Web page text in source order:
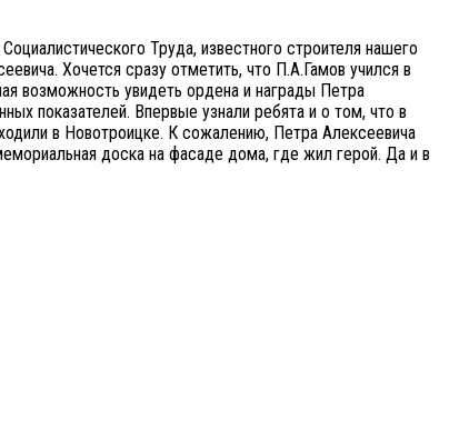
Труда, известного строителя нашего
Хочется сразу отметить, что П.А.Гамов учился в
возможность увидеть ордена и награды Петра
показателей. Впервые узнали ребята и о том, что в
в Новотроицке. К сожалению, Петра Алексеевича
доска на фасаде дома, где жил герой. Да и в